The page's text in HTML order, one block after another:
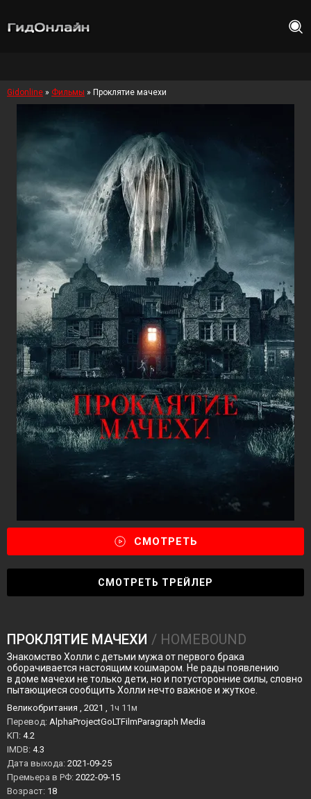
Gidonline » Фильмы » Проклятие мачехи
СМОТРЕТЬ
СМОТРЕТЬ ТРЕЙЛЕР
ПРОКЛЯТИЕ МАЧЕХИ / HOMEBOUND
Знакомство Холли с детьми мужа от первого брака
оборачивается настоящим кошмаром. Не рады появлению
в доме мачехи не только дети, но и потусторонние силы, словно
пытающиеся сообщить Холли нечто важное и жуткое.
Великобритания , 2021 , 1ч 11м
Перевод: AlphaProjectGoLTFilmParagraph Media
KП: 4.2
IMDB: 4.3
Дата выхода: 2021-09-25
Премьера в РФ: 2022-09-15
Возраст: 18